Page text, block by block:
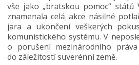
vše jako „bratskou pomoc“ států
znamenala celá akce násilné
jara a ukončení veškerých
komunistického systému. V
o porušení mezinárodního
do záležitostí suverénní země.